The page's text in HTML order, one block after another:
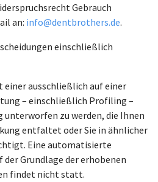
Gebrauch
an: info@dentbrothers.de.
einschließlich
einer ausschließlich auf einer
– einschließlich Profiling –
unterworfen zu werden, die Ihnen
entfaltet oder Sie in ähnlicher
Eine automatisierte
Grundlage der erhobenen
findet nicht statt.